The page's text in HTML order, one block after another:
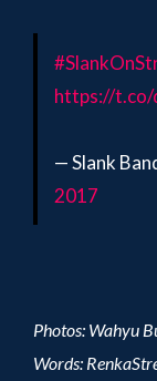
https://t.co/
— Slank
2017
Photos: Wahyu
Words: